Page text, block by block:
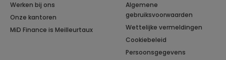
Werken bij ons
Onze kantoren
MiD Finance is Meilleurtaux
Algemene
gebruiksvoorwaarden
Wettelijke vermeldingen
Cookiebeleid
Persoonsgegevens